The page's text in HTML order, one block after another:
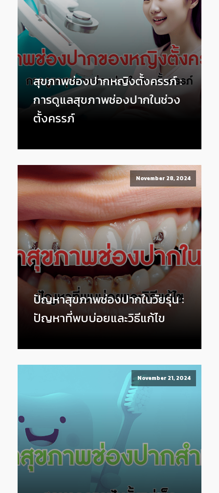
สุขภาพช่องปากหญิงตั้งครรภ์ :
การดูแลสุขภาพช่องปากในช่วง
ตั้งครรภ์
November 28, 2024
ปัญหาสุขภาพช่องปากในวัยรุ่น :
ปัญหาที่พบบ่อยและวิธีแก้ไข
November 21, 2024